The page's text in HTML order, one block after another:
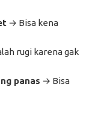
→ Bisa kena
rugi karena gak
panas → Bisa